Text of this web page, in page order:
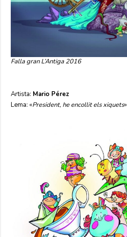
Falla gran L’Antiga 2016
Artista: Mario Pérez
Lema: «President, he encollit els xiquets»